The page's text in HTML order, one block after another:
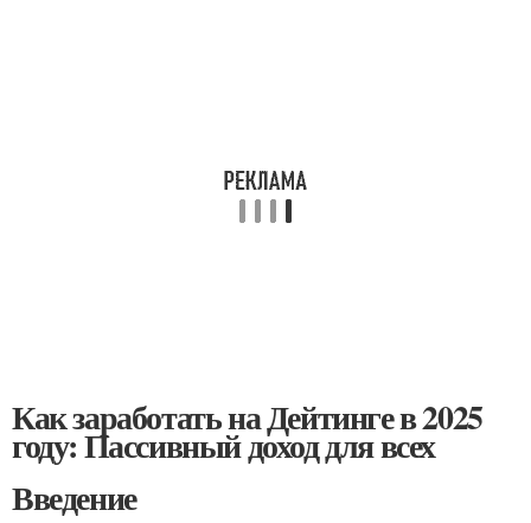
Как заработать на Дейтинге в 2025
году: Пассивный доход для всех
Введение